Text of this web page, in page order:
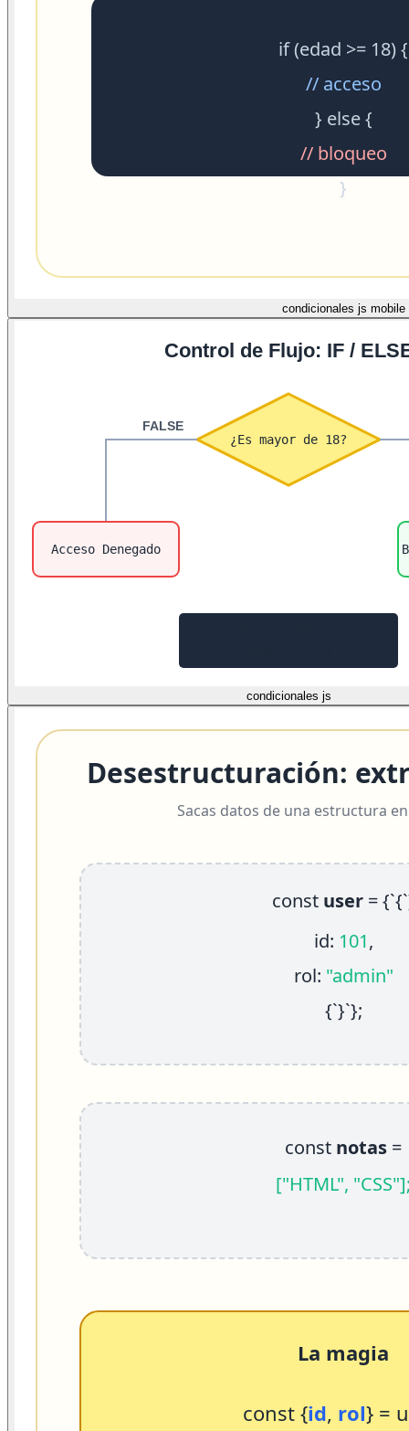
condicionales js mobile
condicionales js